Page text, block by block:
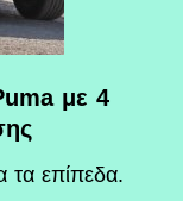
με 4
τα επίπεδα.